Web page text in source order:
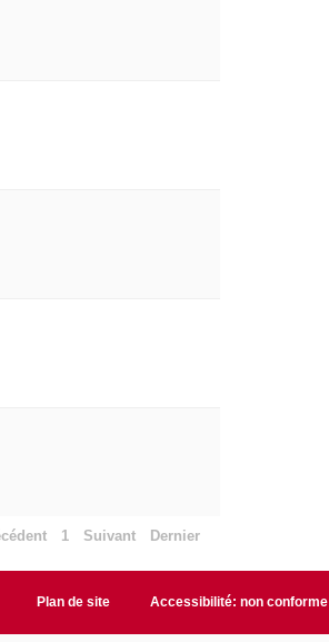
1 Suivant Dernier
Plan de site Accessibilité: non conforme